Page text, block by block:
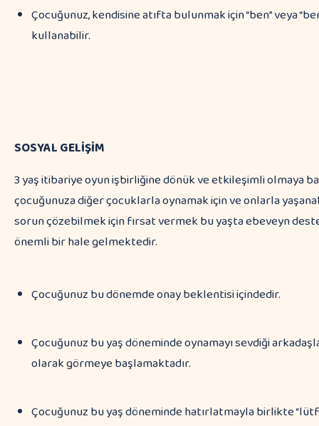
Çocuğunuz, kendisine atıfta bulunmak için “ben” veya
kullanabilir.
SOSYAL GELİŞİM
3 yaş itibariye oyun işbirliğine dönük ve etkileşimli olmaya
çocuğunuza diğer çocuklarla oynamak için ve onlarla
sorun çözebilmek için fırsat vermek bu yaşta ebeveyn
önemli bir hale gelmektedir.
Çocuğunuz bu dönemde onay beklentisi içindedir.
Çocuğunuz bu yaş döneminde oynamayı sevdiği
olarak görmeye başlamaktadır.
Çocuğunuz bu yaş döneminde hatırlatmayla birlikte